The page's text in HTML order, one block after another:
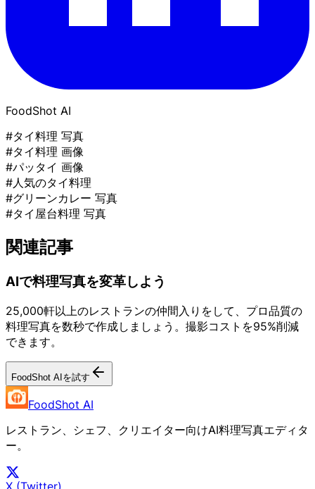
FoodShot AI
#タイ料理 写真
#タイ料理 画像
#パッタイ 画像
#人気のタイ料理
#グリーンカレー 写真
#タイ屋台料理 写真
関連記事
AIで料理写真を変革しよう
25,000軒以上のレストランの仲間入りをして、プロ品質の
料理写真を数秒で作成しましょう。撮影コストを95%削減
できます。
FoodShot AIを試す
FoodShot AI
レストラン、シェフ、クリエイター向けAI料理写真エディタ
ー。